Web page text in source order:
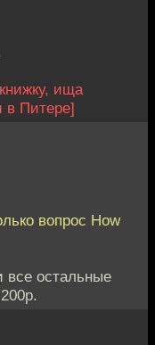
ища
в Питере]
вопрос How
все остальные